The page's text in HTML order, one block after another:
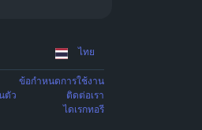
ไทย
ข้อกำหนดการใช้งาน
ตัว
ติดต่อเรา
ไดเรกทอรี